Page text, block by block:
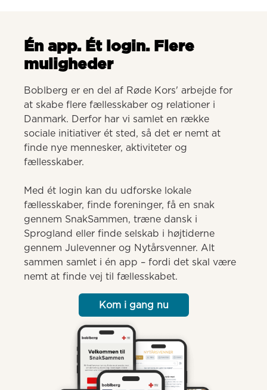
Én app. Ét login. Flere
muligheder
Boblberg er en del af Røde Kors' arbejde for
at skabe flere fællesskaber og relationer i
Danmark. Derfor har vi samlet en række
sociale initiativer ét sted, så det er nemt at
finde nye mennesker, aktiviteter og
fællesskaber.
Med ét login kan du udforske lokale
fællesskaber, finde foreninger, få en snak
gennem SnakSammen, træne dansk i
Sprogland eller finde selskab i højtiderne
gennem Julevenner og Nytårsvenner. Alt
sammen samlet i én app – fordi det skal være
nemt at finde vej til fællesskabet.
Kom i gang nu